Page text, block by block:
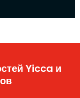
Yicca и